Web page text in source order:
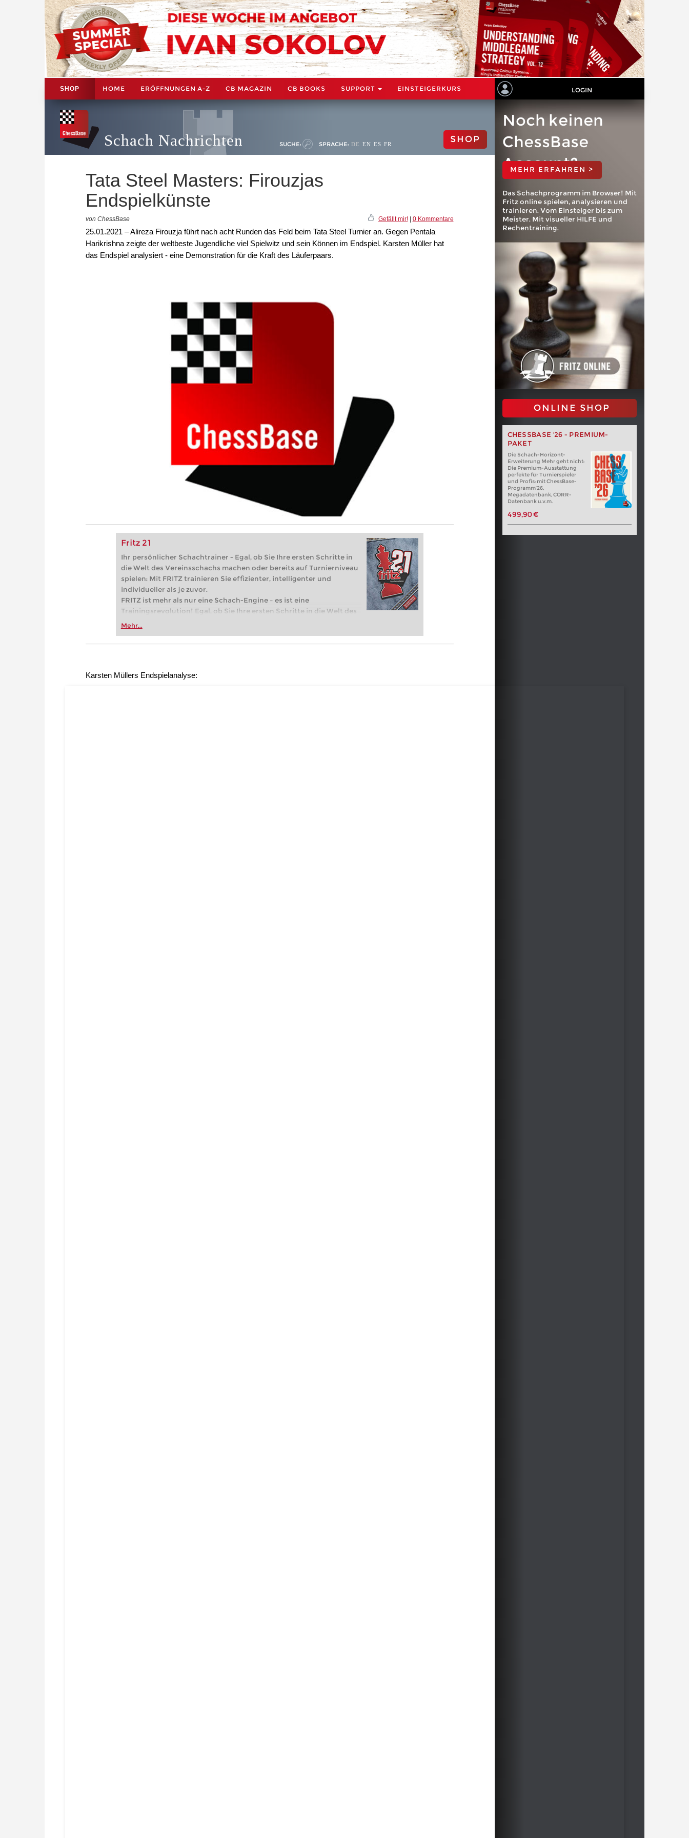
SHOP HOME ERÖFFNUNGEN A-Z CB MAGAZIN CB BOOKS SUPPORT EINSTEIGERKURS LOGIN
Schach Nachrichten SUCHE: SPRACHE: DE EN ES FR SHOP
Tata Steel Masters: Firouzjas
Endspielkünste
von ChessBase Gefällt mir!| 0 Kommentare
25.01.2021 – Alireza Firouzja führt nach acht Runden das Feld beim Tata Steel Turnier an. Gegen Pentala
Harikrishna zeigte der weltbeste Jugendliche viel Spielwitz und sein Können im Endspiel. Karsten Müller hat
das Endspiel analysiert - eine Demonstration für die Kraft des Läuferpaars.
Fritz 21
Ihr persönlicher Schachtrainer - Egal, ob Sie Ihre ersten Schritte in
die Welt des Vereinsschachs machen oder bereits auf Turnierniveau
spielen: Mit FRITZ trainieren Sie effizienter, intelligenter und
individueller als je zuvor.
FRITZ ist mehr als nur eine Schach-Engine – es ist eine
Trainingsrevolution! Egal, ob Sie Ihre ersten Schritte in die Welt des
Vereinsschachs machen oder bereits auf Turnierniveau spielen: Mit
zuvor.
Mehr...
Noch keinen
ChessBase
Account?
MEHR ERFAHREN >
Das Schachprogramm im Browser! Mit
Fritz online spielen, analysieren und
trainieren. Vom Einsteiger bis zum
Meister. Mit visueller HILFE und
Rechentraining.
ONLINE SHOP
CHESSBASE '26 - PREMIUM-
PAKET
Die Schach-Horizont-
Erweiterung Mehr geht nicht:
Die Premium-Ausstattung
perfekte für Turnierspieler
und Profis: mit ChessBase-
Programm’26,
Megadatenbank, CORR-
Datenbank u.v.m.
499,90 €
Karsten Müllers Endspielanalyse: